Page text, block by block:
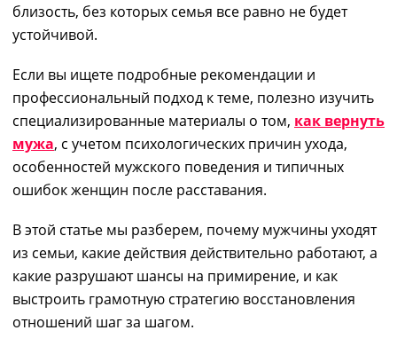
близость, без которых семья все равно не будет
устойчивой.
Если вы ищете подробные рекомендации и
профессиональный подход к теме, полезно изучить
специализированные материалы о том, как вернуть
мужа, с учетом психологических причин ухода,
особенностей мужского поведения и типичных
ошибок женщин после расставания.
В этой статье мы разберем, почему мужчины уходят
из семьи, какие действия действительно работают, а
какие разрушают шансы на примирение, и как
выстроить грамотную стратегию восстановления
отношений шаг за шагом.